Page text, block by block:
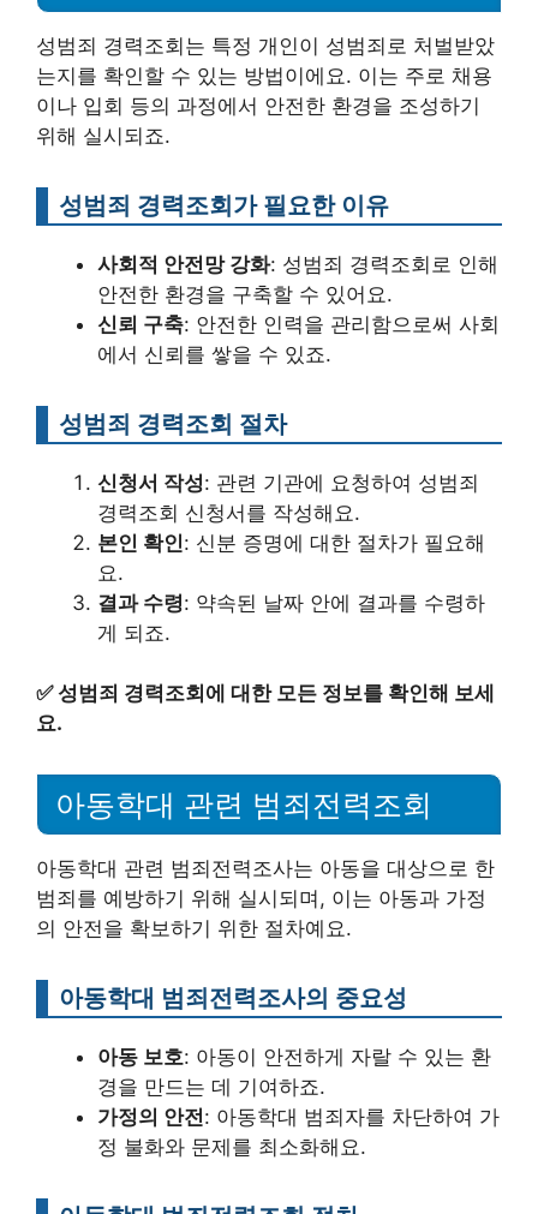
성범죄 경력조회는 특정 개인이 성범죄로 처벌받았
는지를 확인할 수 있는 방법이에요. 이는 주로 채용
이나 입회 등의 과정에서 안전한 환경을 조성하기
위해 실시되죠.
성범죄 경력조회가 필요한 이유
사회적 안전망 강화: 성범죄 경력조회로 인해
안전한 환경을 구축할 수 있어요.
신뢰 구축: 안전한 인력을 관리함으로써 사회
에서 신뢰를 쌓을 수 있죠.
성범죄 경력조회 절차
신청서 작성: 관련 기관에 요청하여 성범죄
경력조회 신청서를 작성해요.
본인 확인: 신분 증명에 대한 절차가 필요해
요.
결과 수령: 약속된 날짜 안에 결과를 수령하
게 되죠.
✅성범죄 경력조회에 대한 모든 정보를 확인해 보세
요.
아동학대 관련 범죄전력조회
아동학대 관련 범죄전력조사는 아동을 대상으로 한
범죄를 예방하기 위해 실시되며, 이는 아동과 가정
의 안전을 확보하기 위한 절차예요.
아동학대 범죄전력조사의 중요성
아동 보호: 아동이 안전하게 자랄 수 있는 환
경을 만드는 데 기여하죠.
가정의 안전: 아동학대 범죄자를 차단하여 가
정 불화와 문제를 최소화해요.